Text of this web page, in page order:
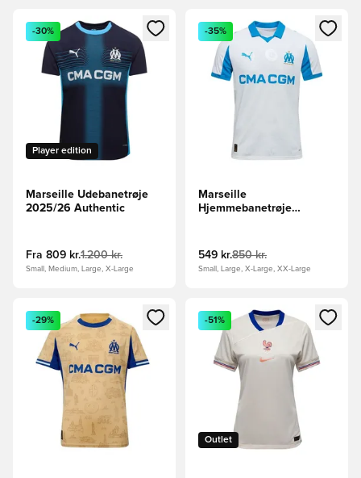
Åbner en Modal til at logge ind eller tilmelde dig som
Player edition
-30%
Marseille Udebanetrøje
2025/26 Authentic
Fra 809 kr.1.200 kr.
Small, Medium, Large, X-Large
Åbner en Modal til at logge
-35%
Marseille
Hjemmebanetrøje
549 kr.850 kr.
Small, Large, X-Large, XX-Large
Åbner en Modal til at logge ind eller tilmelde dig som
-29%
Åbner en Modal til at logge
Outlet
-51%